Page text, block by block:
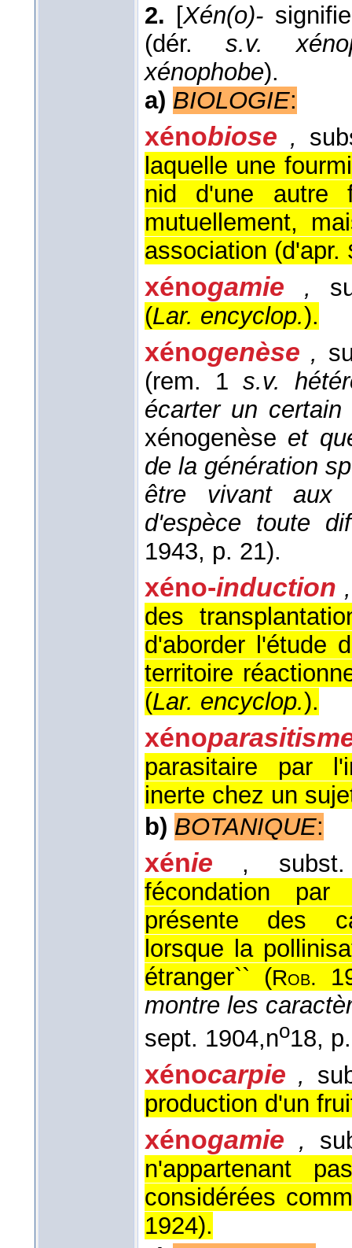
2. [Xén(o)-
(dér. s.v.
xénophobe).
a) BIOLOGIE:
xénobiose ,
laquelle une
nid d'une autre
mutuellement,
association (d'apr.
xénogamie ,
(Lar. encyclop.).
xénogenèse ,
(rem. 1 s.v.
écarter un
xénogenèse et
de la génération
être vivant aux
d'espèce toute
1943, p. 21).
xéno-induction ,
des
d'aborder l'étude
territoire
(Lar. encyclop.).
xéno
parasitaire par
inerte chez un
b) BOTANIQUE:
xénie
,
fécondation
présente des
lorsque la
étranger`` (Rob.
montre les
sept. 1904,no18,
xénocarpie ,
production d'un
xénogamie ,
n'appartenant
considérées
1924).